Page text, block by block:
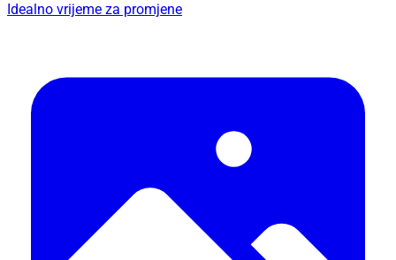
Idealno vrijeme za promjene